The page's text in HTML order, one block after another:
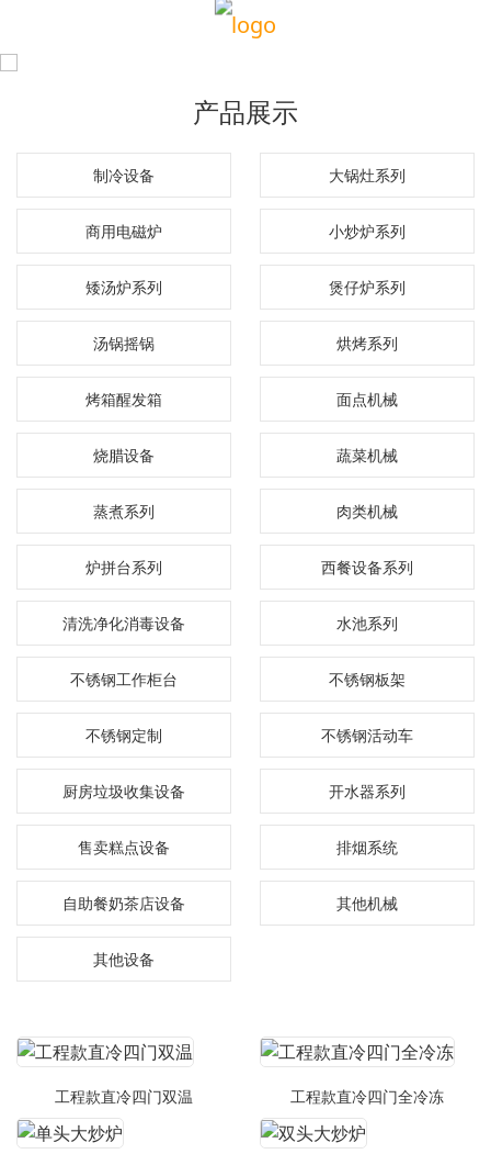
产品展示
制冷设备 大锅灶系列
商用电磁炉 小炒炉系列
矮汤炉系列 煲仔炉系列
汤锅摇锅 烘烤系列
烤箱醒发箱 面点机械
烧腊设备 蔬菜机械
蒸煮系列 肉类机械
炉拼台系列 西餐设备系列
清洗净化消毒设备 水池系列
不锈钢工作柜台 不锈钢板架
不锈钢定制 不锈钢活动车
厨房垃圾收集设备 开水器系列
售卖糕点设备 排烟系统
自助餐奶茶店设备 其他机械
其他设备
工程款直冷四门双温 工程款直冷四门全冷冻